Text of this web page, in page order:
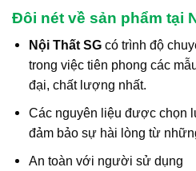
Đôi nét về sản phẩm tại
Nội Thất SG có trình độ
trong việc tiên phong các
đại, chất lượng nhất.
Các nguyên liệu được chọn
đảm bảo sự hài lòng từ
An toàn với người sử dụng